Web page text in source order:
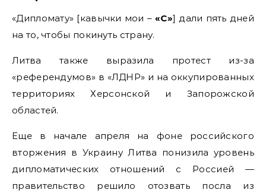
«Дипломату» [кавычки мои –«С»] дали пять дней
на то, чтобы покинуть страну.
Литва также выразила протест из-за
«референдумов» в «ЛДНР» и на оккупированных
территориях Херсонской и Запорожской
областей.
Еще в начале апреля на фоне российского
вторжения в Украину Литва понизила уровень
дипломатических отношений с Россией —
правительство решило отозвать посла из